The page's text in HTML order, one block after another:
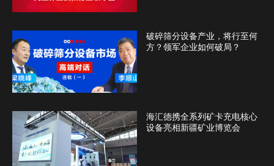
破碎筛分设备产业，将行至何
方？领军企业如何破局？
海汇德携全系列矿卡充电核心
设备亮相新疆矿业博览会